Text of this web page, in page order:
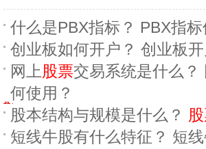
什么是PBX指标？ PBX指
创业板如何开户？ 创业板
网上股票交易系统是什么？
何使用？
股本结构与规模是什么？
短线牛股有什么特征？ 短